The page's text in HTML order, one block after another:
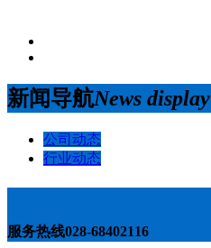
新闻导航News display
公司动态
行业动态
服务热线028-68402116